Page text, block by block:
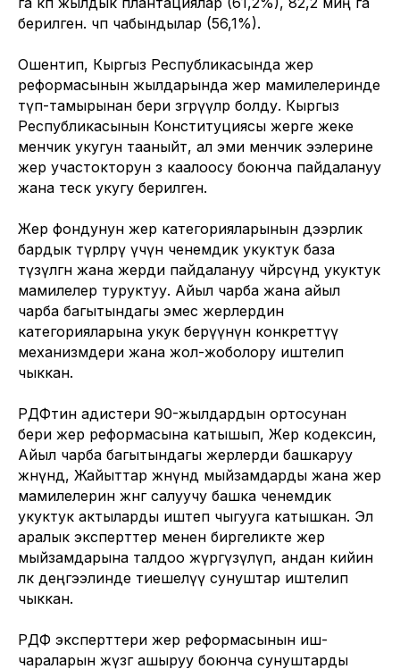
берилген. чөп чабындылар (56,1%).
Ошентип, Кыргыз Республикасында жер
реформасынын жылдарында жер мамилелеринде
түп-тамырынан бери өзгөрүүлөр болду. Кыргыз
Республикасынын Конституциясы жерге жеке
менчик укугун тааныйт, ал эми менчик ээлерине
жер участокторун өз каалоосу боюнча пайдалануу
жана тескөө укугу берилген.
Жер фондунун жер категорияларынын дээрлик
бардык түрлөрү үчүн ченемдик укуктук база
түзүлгөн жана жерди пайдалануу чөйрөсүндө укуктук
мамилелер туруктуу. Айыл чарба жана айыл
чарба багытындагы эмес жерлердин
категорияларына укук берүүнүн конкреттүү
механизмдери жана жол-жоболору иштелип
чыккан.
РДФтин адистери 90-жылдардын ортосунан
бери жер реформасына катышып, Жер кодексин,
Айыл чарба багытындагы жерлерди башкаруу
жөнүндө, Жайыттар жөнүндө мыйзамдарды жана жер
мамилелерин жөнгө салуучу башка ченемдик
укуктук актыларды иштеп чыгууга катышкан. Эл
аралык эксперттер менен биргеликте жер
мыйзамдарына талдоо жүргүзүлүп, андан кийин
өлкө деңгээлинде тиешелүү сунуштар иштелип
чыккан.
РДФ эксперттери жер реформасынын иш-
чараларын жүзөгө ашыруу боюнча сунуштарды